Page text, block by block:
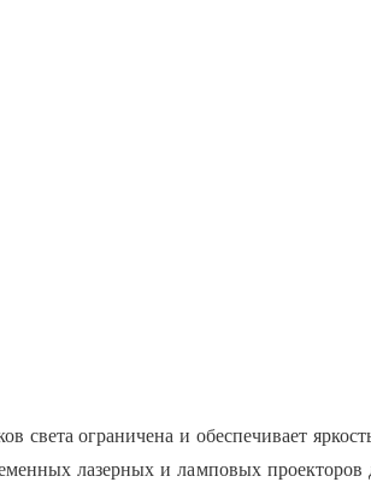
света ограничена и обеспечивает
лазерных и ламповых проекторов